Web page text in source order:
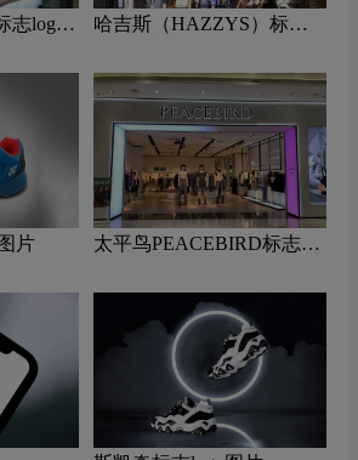
志logo
哈吉斯（HAZZYS）标志
片
太平鸟PEACEBIRD标志